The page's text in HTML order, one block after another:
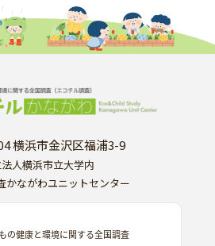
横浜市金沢区福浦3-9
人横浜市立大学内
かながわユニットセンター
の健康と環境に関する全国調査